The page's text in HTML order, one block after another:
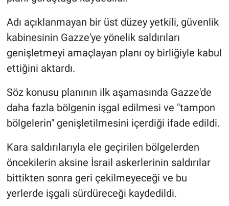
Adı açıklanmayan bir üst düzey yetkili, güvenlik
kabinesinin Gazze'ye yönelik saldırıları
genişletmeyi amaçlayan planı oy birliğiyle kabul
ettiğini aktardı.
Söz konusu planının ilk aşamasında Gazze'de
daha fazla bölgenin işgal edilmesi ve "tampon
bölgelerin" genişletilmesini içerdiği ifade edildi.
Kara saldırılarıyla ele geçirilen bölgelerden
öncekilerin aksine İsrail askerlerinin saldırılar
bittikten sonra geri çekilmeyeceği ve bu
yerlerde işgali sürdüreceği kaydedildi.